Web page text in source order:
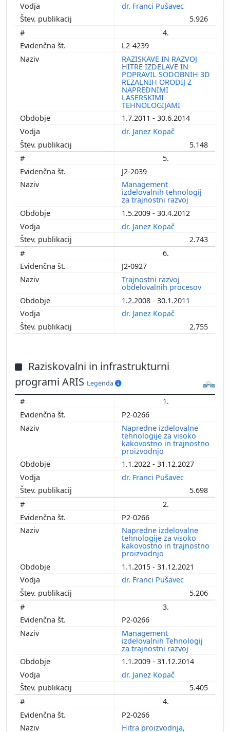
dr. Franci Pušavec
5.926
4.
L2-4239
RAZISKAVE IN RAZVOJ
HITRE IZDELAVE IN
POPRAVIL SODOBNIH 3D
REZALNIH ORODIJ Z
NAPREDNIMI
LASERSKIMI
TEHNOLOGIJAMI
1.7.2011 - 30.6.2014
dr. Janez Kopač
5.148
5.
J2-2039
Management
izdelovalnih tehnologij
za trajnostni razvoj
1.5.2009 - 30.4.2012
dr. Janez Kopač
2.743
6.
J2-0927
Trajnostni razvoj
obdelovalnih procesov
1.2.2008 - 30.1.2011
dr. Janez Kopač
2.755
Raziskovalni in infrastrukturni
programi ARIS Legenda
1.
P2-0266
Napredne izdelovalne
tehnologije za visoko
kakovostno in trajnostno
proizvodnjo
1.1.2022 - 31.12.2027
dr. Franci Pušavec
5.698
2.
P2-0266
Napredne izdelovalne
tehnologije za visoko
kakovostno in trajnostno
proizvodnjo
1.1.2015 - 31.12.2021
dr. Franci Pušavec
5.206
3.
P2-0266
Management
izdelovalnih Tehnologij
za trajnostni razvoj
1.1.2009 - 31.12.2014
dr. Janez Kopač
5.405
4.
P2-0266
Hitra proizvodnja,